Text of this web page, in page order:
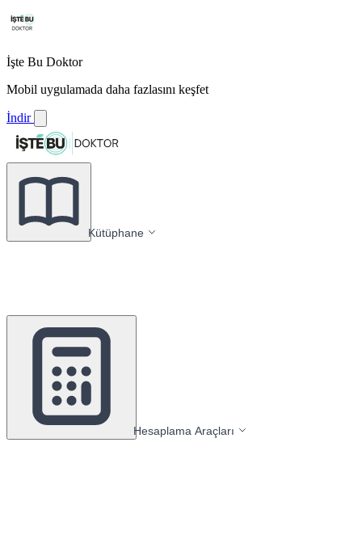
İşte Bu Doktor
Mobil uygulamada daha fazlasını keşfet
İndir
Kütüphane
Hesaplama Araçları